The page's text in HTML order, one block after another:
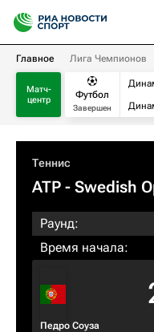
Главное Лига Чемпионов
Матч-
центр
Футбол
Завершен
Теннис
ATP - Swedish
Раунд:
Время начала:
Педро Соуза